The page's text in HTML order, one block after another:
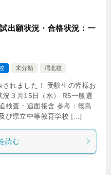
出願状況・合格状況：一
未分類 渭北校
れました！ 受験生の皆様お
３月15日（水） R5一般選
検査・追面接含 参考：徳島
び県立中等教育学校 […]
読む